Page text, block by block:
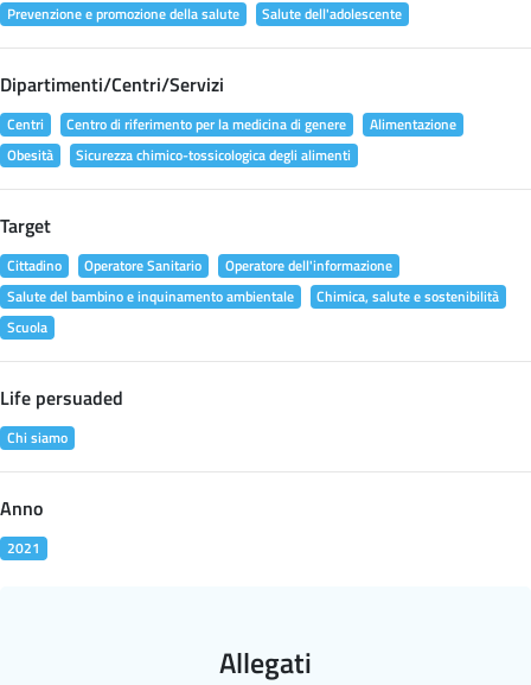
Prevenzione e promozione della salute
Salute dell'adolescente
Dipartimenti/Centri/Servizi
Centri Centro di riferimento per la medicina di genere
Alimentazione
Obesità
Sicurezza chimico-tossicologica degli alimenti
Target
Cittadino Operatore Sanitario
Operatore dell'informazione
Salute del bambino e inquinamento ambientale
Chimica, salute e sostenibilità
Scuola
Life persuaded
Chi siamo
Anno
2021
Allegati